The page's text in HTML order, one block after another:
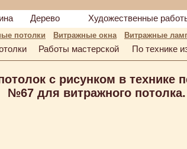
Дерево Художественные
потолки Витражные окна Витражные
Работы мастерской По технике
с рисунком в технике
№67 для витражного